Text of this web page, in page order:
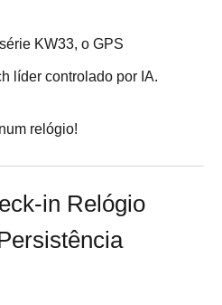
KW33, o GPS
líder controlado por IA.
relógio!
in Relógio